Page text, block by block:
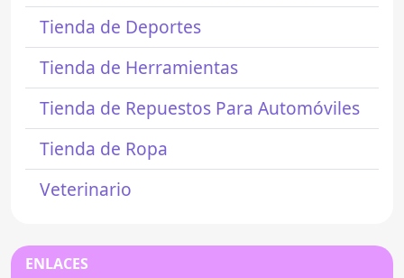
Tienda de Deportes
Tienda de Herramientas
Tienda de Repuestos Para Automóviles
Tienda de Ropa
Veterinario
ENLACES